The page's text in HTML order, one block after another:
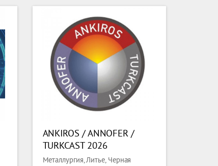
ANKIROS / ANNOFER /
TURKCAST 2026
Металлургия, Литье, Черная